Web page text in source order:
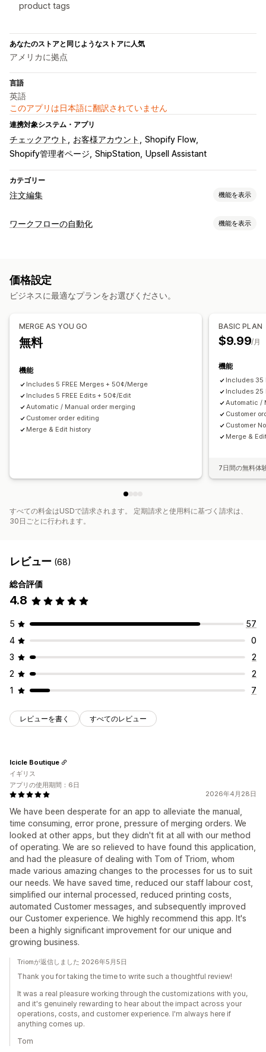
product tags
あなたのストアと同じようなストアに人気
アメリカに拠点
言語
英語
このアプリは日本語に翻訳されていません
連携対象システム・アプリ
チェックアウト お客様アカウント
Shopify Flow
Shopify管理者ページ ShipStation Upsell Assistant
カテゴリー
注文編集 機能を表示
注文の更新
注文管理
ワークフローの自動化 機能を表示
注文処理
価格設定
ビジネスに最適なプランをお選びください。
MERGE AS YOU GO
無料
機能
Includes 5 FREE Merges + 50¢/Merge
Includes 5 FREE Edits + 50¢/Edit
Automatic / Manual order merging
Customer order editing
Merge & Edit history
BASIC PLAN
$9.99/月
機能
Includes 35
Includes 25
Automatic /
Customer
Customer
Merge &
7日間の無料体
すべての料金はUSDで請求されます。 定期請求と使用料に基づく請求は、
30日ごとに行われます。
レビュー (68)
総合評価
4.8
5
57
4
0
3
2
2
2
1
7
レビューを書く すべてのレビュー
2026年4月28日
We have been desperate for an app to alleviate the manual,
time consuming, error prone, pressure of merging orders. We
looked at other apps, but they didn't fit at all with our method
of operating. We are so relieved to have found this application,
and had the pleasure of dealing with Tom of Triom, whom
made various amazing changes to the processes for us to suit
our needs. We have saved time, reduced our staff labour cost,
simplified our internal processed, reduced printing costs,
automated Customer messages, and subsequently improved
our Customer experience. We highly recommend this app. It's
been a highly significant improvement for our unique and
growing business.
Icicle Boutique
イギリス
アプリの使用期間：6日
Triomが返信しました 2026年5月5日
Thank you for taking the time to write such a thoughtful review!
It was a real pleasure working through the customizations with you,
and it's genuinely rewarding to hear about the impact across your
operations, costs, and customer experience. I'm always here if
anything comes up.
Tom